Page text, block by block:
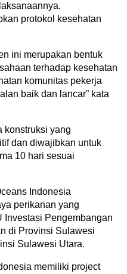
protokol kesehatan
ini merupakan bentuk
terhadap kesehatan
komunitas pekerja
baik dan lancar” kata
konstruksi yang
dan diwajibkan untuk
10 hari sesuai
Indonesia
perikanan yang
Investasi Pengembangan
di Provinsi Sulawesi
Sulawesi Utara.
memiliki project